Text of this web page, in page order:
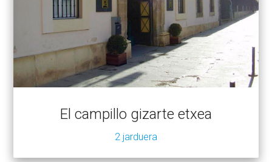
El campillo gizarte etxea
2 jarduera